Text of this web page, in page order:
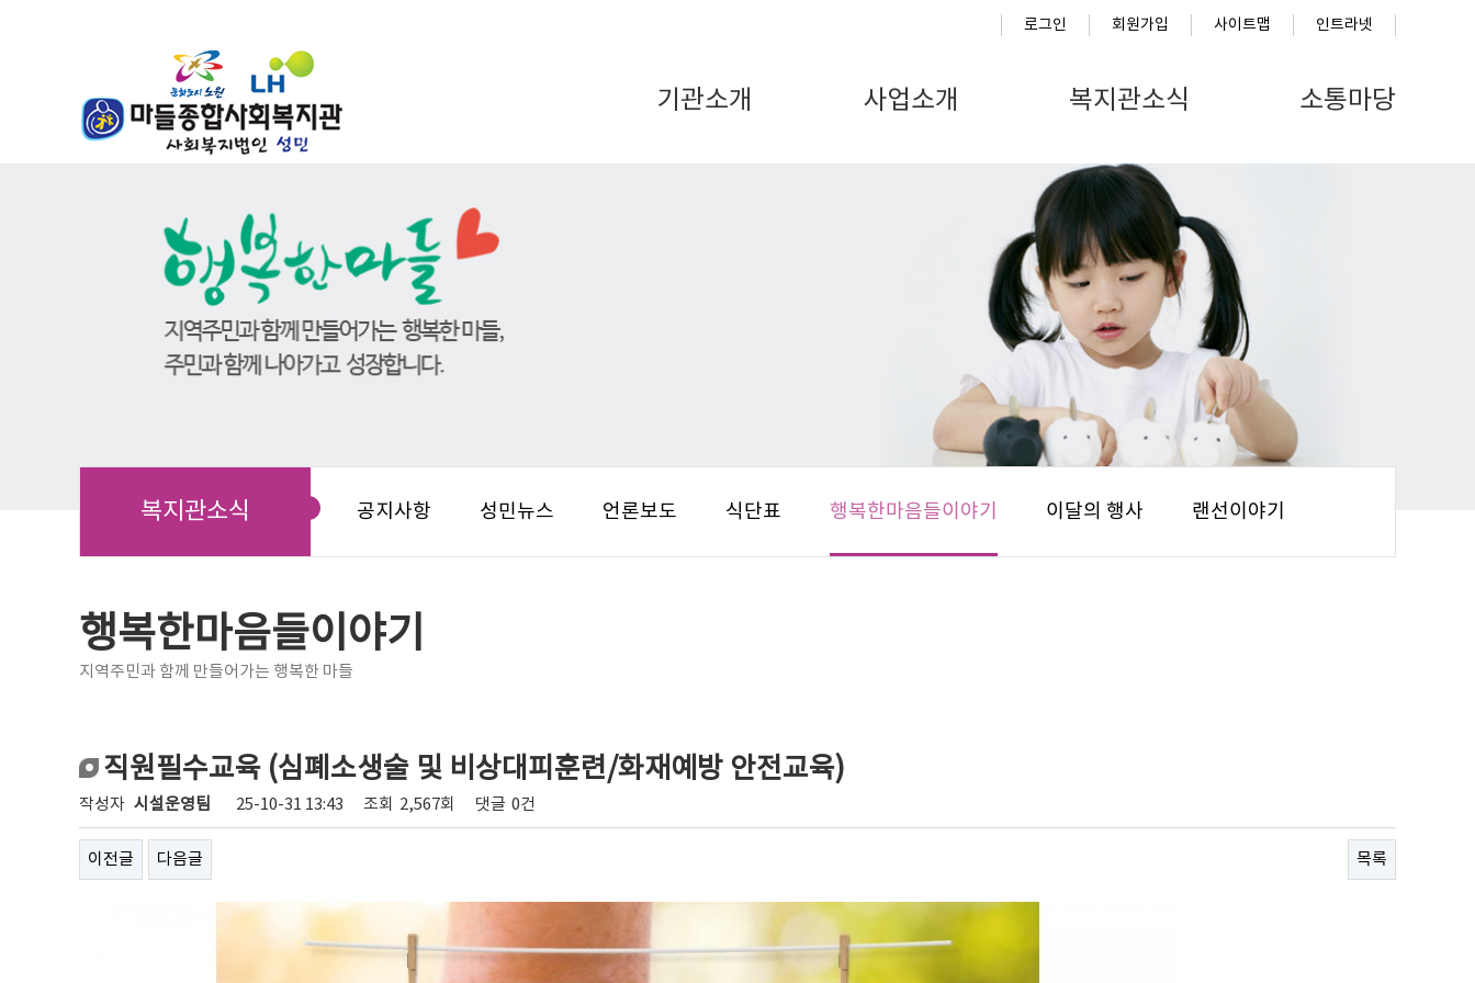
로그인 회원가입 사이트맵 인트라넷
기관소개 사업소개 복지관소식 소통마당
복지관소식 공지사항 성민뉴스 언론보도 식단표 행복한마음들이야기 이달의 행사 랜선이야기
행복한마음들이야기
지역주민과 함께 만들어가는 행복한 마들
직원필수교육 (심폐소생술 및 비상대피훈련/화재예방 안전교육)
작성자 시설운영팀 25-10-31 13:43 조회 2,567회 댓글 0건
이전글 다음글 목록